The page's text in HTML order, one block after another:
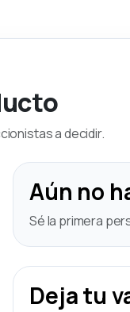
a decidir.
Aún no
Sé la primera
Deja tu